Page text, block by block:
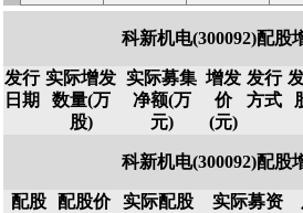
科新机电(300092)配股
发行
日期
实际增发
数量(万
股)
实际募集
净额(万
元)
增发
价
(元)
发行
方式
科新机电(300092)配股
配股 配股价
实际配股
实际募资